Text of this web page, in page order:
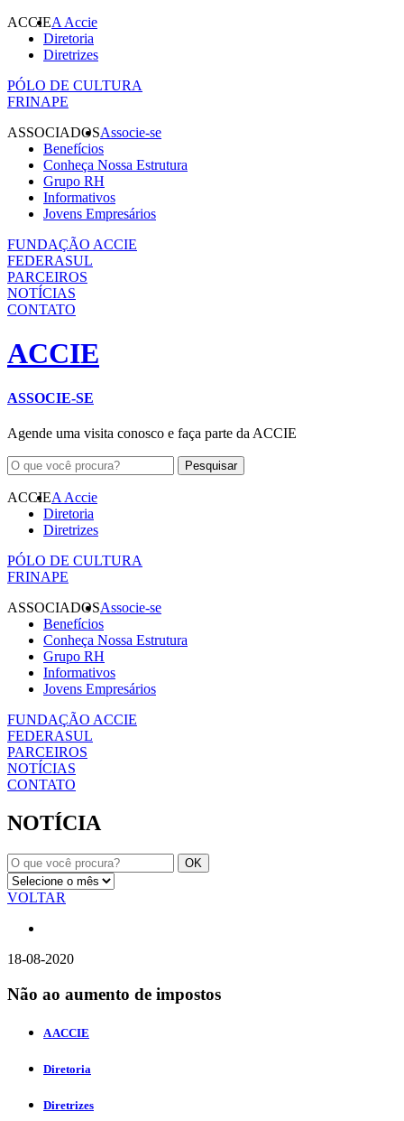
ACCIEA Accie
Diretoria
Diretrizes
PÓLO DE CULTURA
FRINAPE
ASSOCIADOSAssocie-se
Benefícios
Conheça Nossa Estrutura
Grupo RH
Informativos
Jovens Empresários
FUNDAÇÃO ACCIE
FEDERASUL
PARCEIROS
NOTÍCIAS
CONTATO
ACCIE
ASSOCIE-SE
Agende uma visita conosco e faça parte da ACCIE
ACCIEA Accie
Diretoria
Diretrizes
PÓLO DE CULTURA
FRINAPE
ASSOCIADOSAssocie-se
Benefícios
Conheça Nossa Estrutura
Grupo RH
Informativos
Jovens Empresários
FUNDAÇÃO ACCIE
FEDERASUL
PARCEIROS
NOTÍCIAS
CONTATO
NOTÍCIA
VOLTAR
18-08-2020
Não ao aumento de impostos
A ACCIE
Diretoria
Diretrizes